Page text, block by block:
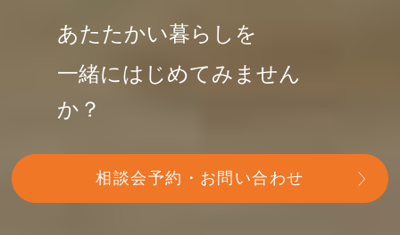
あたたかい暮らしを
一緒にはじめてみません
か？
相談会予約・お問い合わせ